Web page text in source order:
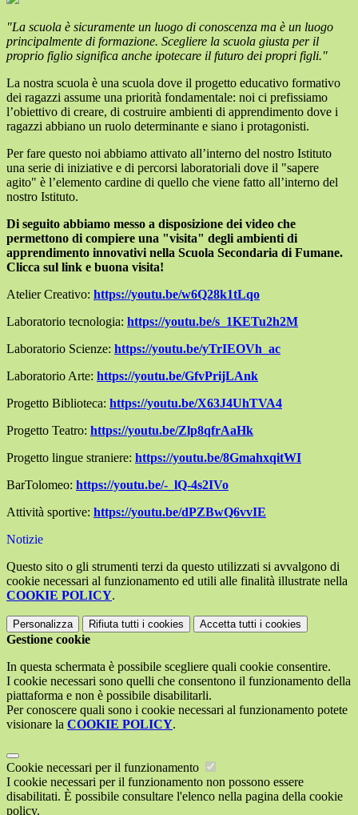
"La scuola è sicuramente un luogo di conoscenza ma è un luogo
principalmente di formazione. Scegliere la scuola giusta per il
proprio figlio significa anche ipotecare il futuro dei propri figli."
La nostra scuola è una scuola dove il progetto educativo formativo
dei ragazzi assume una priorità fondamentale: noi ci prefissiamo
l’obiettivo di creare, di costruire ambienti di apprendimento dove i
ragazzi abbiano un ruolo determinante e siano i protagonisti.
Per fare questo noi abbiamo attivato all’interno del nostro Istituto
una serie di iniziative e di percorsi laboratoriali dove il "sapere
agito" è l’elemento cardine di quello che viene fatto all’interno del
nostro Istituto.
Di seguito abbiamo messo a disposizione dei video che
permettono di compiere una "visita" degli ambienti di
apprendimento innovativi nella Scuola Secondaria di Fumane.
Clicca sul link e buona visita!
Atelier Creativo: https://youtu.be/w6Q28k1tLqo
Laboratorio tecnologia: https://youtu.be/s_1KETu2h2M
Laboratorio Scienze: https://youtu.be/yTrIEOVh_ac
Laboratorio Arte: https://youtu.be/GfvPrijLAnk
Progetto Biblioteca: https://youtu.be/X63J4UhTVA4
Progetto Teatro: https://youtu.be/Zlp8qfrAaHk
Progetto lingue straniere: https://youtu.be/8GmahxqitWI
BarTolomeo: https://youtu.be/-_lQ-4s2IVo
Attività sportive: https://youtu.be/dPZBwQ6vvIE
Notizie
Questo sito o gli strumenti terzi da questo utilizzati si avvalgono di
cookie necessari al funzionamento ed utili alle finalità illustrate nella
COOKIE POLICY.
Personalizza Rifiuta tutti i cookies Accetta tutti i cookies
Gestione cookie
In questa schermata è possibile scegliere quali cookie consentire.
I cookie necessari sono quelli che consentono il funzionamento della
piattaforma e non è possibile disabilitarli.
Per conoscere quali sono i cookie necessari al funzionamento potete
visionare la COOKIE POLICY.
Cookie necessari per il funzionamento
I cookie necessari per il funzionamento non possono essere
disabilitati. È possibile consultare l'elenco nella pagina della cookie
policy.